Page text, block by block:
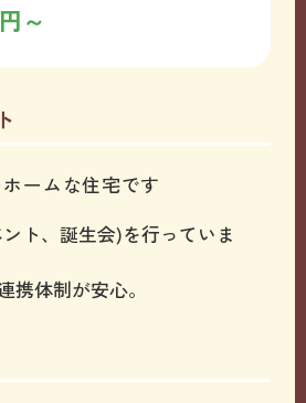
～
ームな住宅です
ト、誕生会)を行っていま
携体制が安心。